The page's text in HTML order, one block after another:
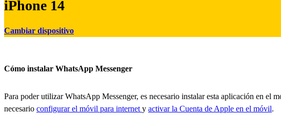
iPhone 14
Cambiar dispositivo
Cómo instalar WhatsApp Messenger
Para poder utilizar WhatsApp Messenger, es necesario instalar esta aplicación en el
necesario configurar el móvil para internet y activar la Cuenta de Apple en el móvil.